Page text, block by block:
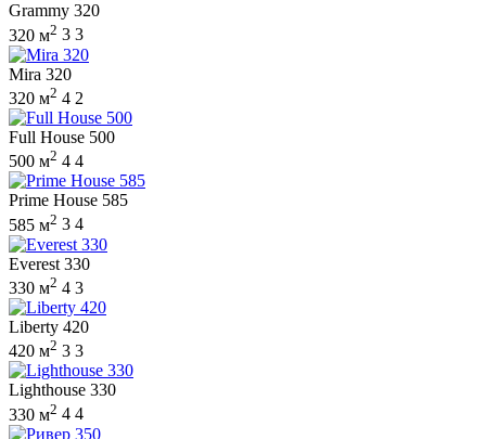
Grammy 320
320 м2 3 3
Mira 320
320 м2 4 2
Full House 500
500 м2 4 4
Prime House 585
585 м2 3 4
Everest 330
330 м2 4 3
Liberty 420
420 м2 3 3
Lighthouse 330
330 м2 4 4